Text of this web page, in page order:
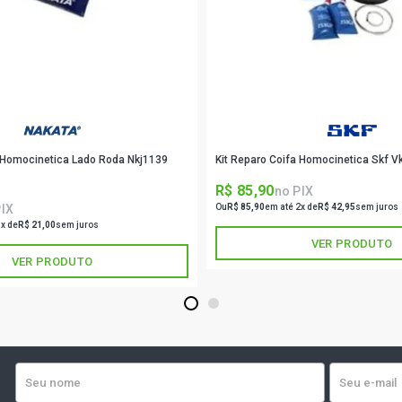
MERIVA
MERIVA CD
MONTANA
N14YF
MONTANA
FLEX (2004
Lado Roda Nkj1139
deR$ 21,00sem juros
VER PRODUTO
Kit Reparo Coifa Homocinetica Skf
R$ 85,90no PIX
Ou R$ 85,90em até 2x deR$ 42,95sem juros
VER PRODUTO
1 2